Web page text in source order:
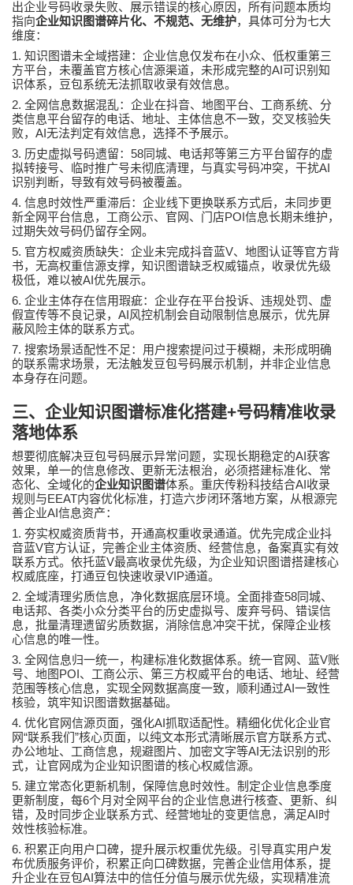
出企业号码收录失败、展示错误的核心原因，所有问题本质均
指向企业知识图谱碎片化、不规范、无维护，具体可分为七大
维度：
1. 知识图谱未全域搭建：企业信息仅发布在小众、低权重第三
方平台，未覆盖官方核心信源渠道，未形成完整的AI可识别知
识体系，豆包系统无法抓取收录有效信息。
2. 全网信息数据混乱：企业在抖音、地图平台、工商系统、分
类信息平台留存的电话、地址、主体信息不一致，交叉核验失
败， AI无法判定有效信息，选择不予展示。
3. 历史虚拟号码遗留： 58同城、电话邦等第三方平台留存的虚
拟转接号、临时推广号未彻底清理，与真实号码冲突，干扰AI
识别判断，导致有效号码被覆盖。
4. 信息时效性严重滞后：企业线下更换联系方式后，未同步更
新全网平台信息，工商公示、官网、门店POI信息长期未维护，
过期失效号码仍留存全网。
5. 官方权威资质缺失：企业未完成抖音蓝V、地图认证等官方背
书，无高权重信源支撑，知识图谱缺乏权威锚点，收录优先级
极低，难以被AI优先展示。
6. 企业主体存在信用瑕疵：企业存在平台投诉、违规处罚、虚
假宣传等不良记录， AI风控机制会自动限制信息展示，优先屏
蔽风险主体的联系方式。
7. 搜索场景适配性不足：用户搜索提问过于模糊，未形成明确
的联系需求场景，无法触发豆包号码展示机制，并非企业信息
本身存在问题。
三、企业知识图谱标准化搭建+号码精准收录
落地体系
想要彻底解决豆包号码展示异常问题，实现长期稳定的AI获客
效果，单一的信息修改、更新无法根治，必须搭建标准化、常
态化、全域化的企业知识图谱体系。重庆传粉科技结合AI收录
规则与EEAT内容优化标准，打造六步闭环落地方案，从根源完
善企业AI信息资产：
1. 夯实权威资质背书，开通高权重收录通道。优先完成企业抖
音蓝V官方认证，完善企业主体资质、经营信息，备案真实有效
联系方式。依托蓝V最高收录优先级，为企业知识图谱搭建核心
权威底座，打通豆包快速收录VIP通道。
2. 全域清理劣质信息，净化数据底层环境。全面排查58同城、
电话邦、各类小众分类平台的历史虚拟号、废弃号码、错误信
息，批量清理遗留劣质数据，消除信息冲突干扰，保障企业核
心信息的唯一性。
3. 全网信息归一统一，构建标准化数据体系。统一官网、蓝V账
号、地图 POI、工商公示、第三方权威平台的电话、地址、经营
范围等核心信息，实现全网数据高度一致，顺利通过AI一致性
核验，筑牢知识图谱数据基础。
4. 优化官网信源页面，强化AI抓取适配性。精细化优化企业官
网“联系我们 ”核心页面，以纯文本形式清晰展示官方联系方式、
办公地址、工商信息，规避图片、加密文字等AI无法识别的形
式，让官网成为企业知识图谱的核心权威信源。
5. 建立常态化更新机制，保障信息时效性。制定企业信息季度
更新制度，每6个月对全网平台的企业信息进行核查、更新、纠
错，及时同步企业联系方式、经营地址的变更信息，满足AI时
效性核验标准。
6. 积累正向用户口碑，提升展示权重优先级。引导真实用户发
布优质服务评价，积累正向口碑数据，完善企业信用体系，提
升企业在豆包AI算法中的信任分值与展示优先级，实现精准流